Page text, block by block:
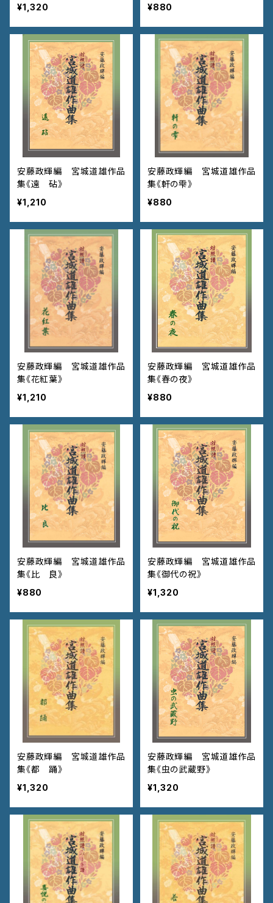
¥1,320 ¥880
安藤政輝編 宮城道雄作品
集《遠 砧》
¥1,210
安藤政輝編 宮城道雄作品
集《軒の雫》
¥880
安藤政輝編 宮城道雄作品
集《花紅葉》
¥1,210
安藤政輝編 宮城道雄作品
集《春の夜》
¥880
安藤政輝編 宮城道雄作品
集《比 良》
¥880
安藤政輝編 宮城道雄作品
集《御代の祝》
¥1,320
安藤政輝編 宮城道雄作品
集《都 踊》
¥1,320
安藤政輝編 宮城道雄作品
集《虫の武蔵野》
¥1,320